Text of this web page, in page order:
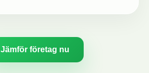
Jämför företag nu